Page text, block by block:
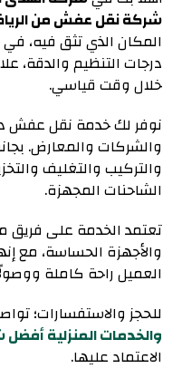
شركة نقل عفش من الرياض إلى
المكان الذي تثق فيه،
درجات التنظيم والدقة،
خلال وقت قياسي.
نوفر لك خدمة نقل عفش
والشركات والمعارض.
والتركيب والتغليف
الشاحنات المجهزة.
تعتمد الخدمة على فريق
والأجهزة الحساسة، مع
العميل راحة كاملة
للحجز والاستفسارات؛
والخدمات المنزلية
الاعتماد عليها.